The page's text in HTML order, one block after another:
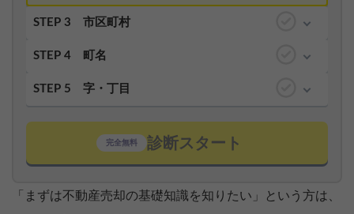
STEP 3 市区町村
STEP 4 町名
STEP 5 字・丁目
完全無料 診断スタート
「まずは不動産売却の基礎知識を知りたい」という方は、